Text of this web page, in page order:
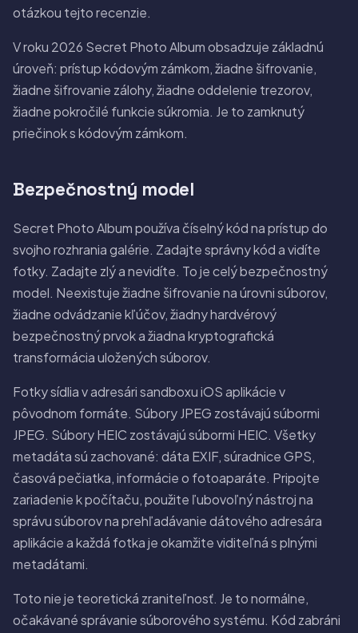
otázkou tejto recenzie.
V roku 2026 Secret Photo Album obsadzuje základnú
úroveň: prístup kódovým zámkom, žiadne šifrovanie,
žiadne šifrovanie zálohy, žiadne oddelenie trezorov,
žiadne pokročilé funkcie súkromia. Je to zamknutý
priečinok s kódovým zámkom.
Bezpečnostný model
Secret Photo Album používa číselný kód na prístup do
svojho rozhrania galérie. Zadajte správny kód a vidíte
fotky. Zadajte zlý a nevidíte. To je celý bezpečnostný
model. Neexistuje žiadne šifrovanie na úrovni súborov,
žiadne odvádzanie kľúčov, žiadny hardvérový
bezpečnostný prvok a žiadna kryptografická
transformácia uložených súborov.
Fotky sídlia v adresári sandboxu iOS aplikácie v
pôvodnom formáte. Súbory JPEG zostávajú súbormi
JPEG. Súbory HEIC zostávajú súbormi HEIC. Všetky
metadáta sú zachované: dáta EXIF, súradnice GPS,
časová pečiatka, informácie o fotoaparáte. Pripojte
zariadenie k počítaču, použite ľubovoľný nástroj na
správu súborov na prehľadávanie dátového adresára
aplikácie a každá fotka je okamžite viditeľná s plnými
metadátami.
Toto nie je teoretická zraniteľnosť. Je to normálne,
očakávané správanie súborového systému. Kód zabráni